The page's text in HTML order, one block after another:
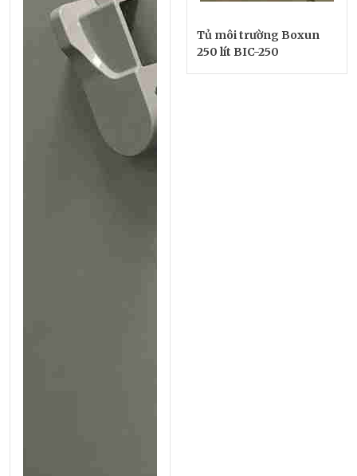
Tủ môi trường Boxun
250 lít BIC-250